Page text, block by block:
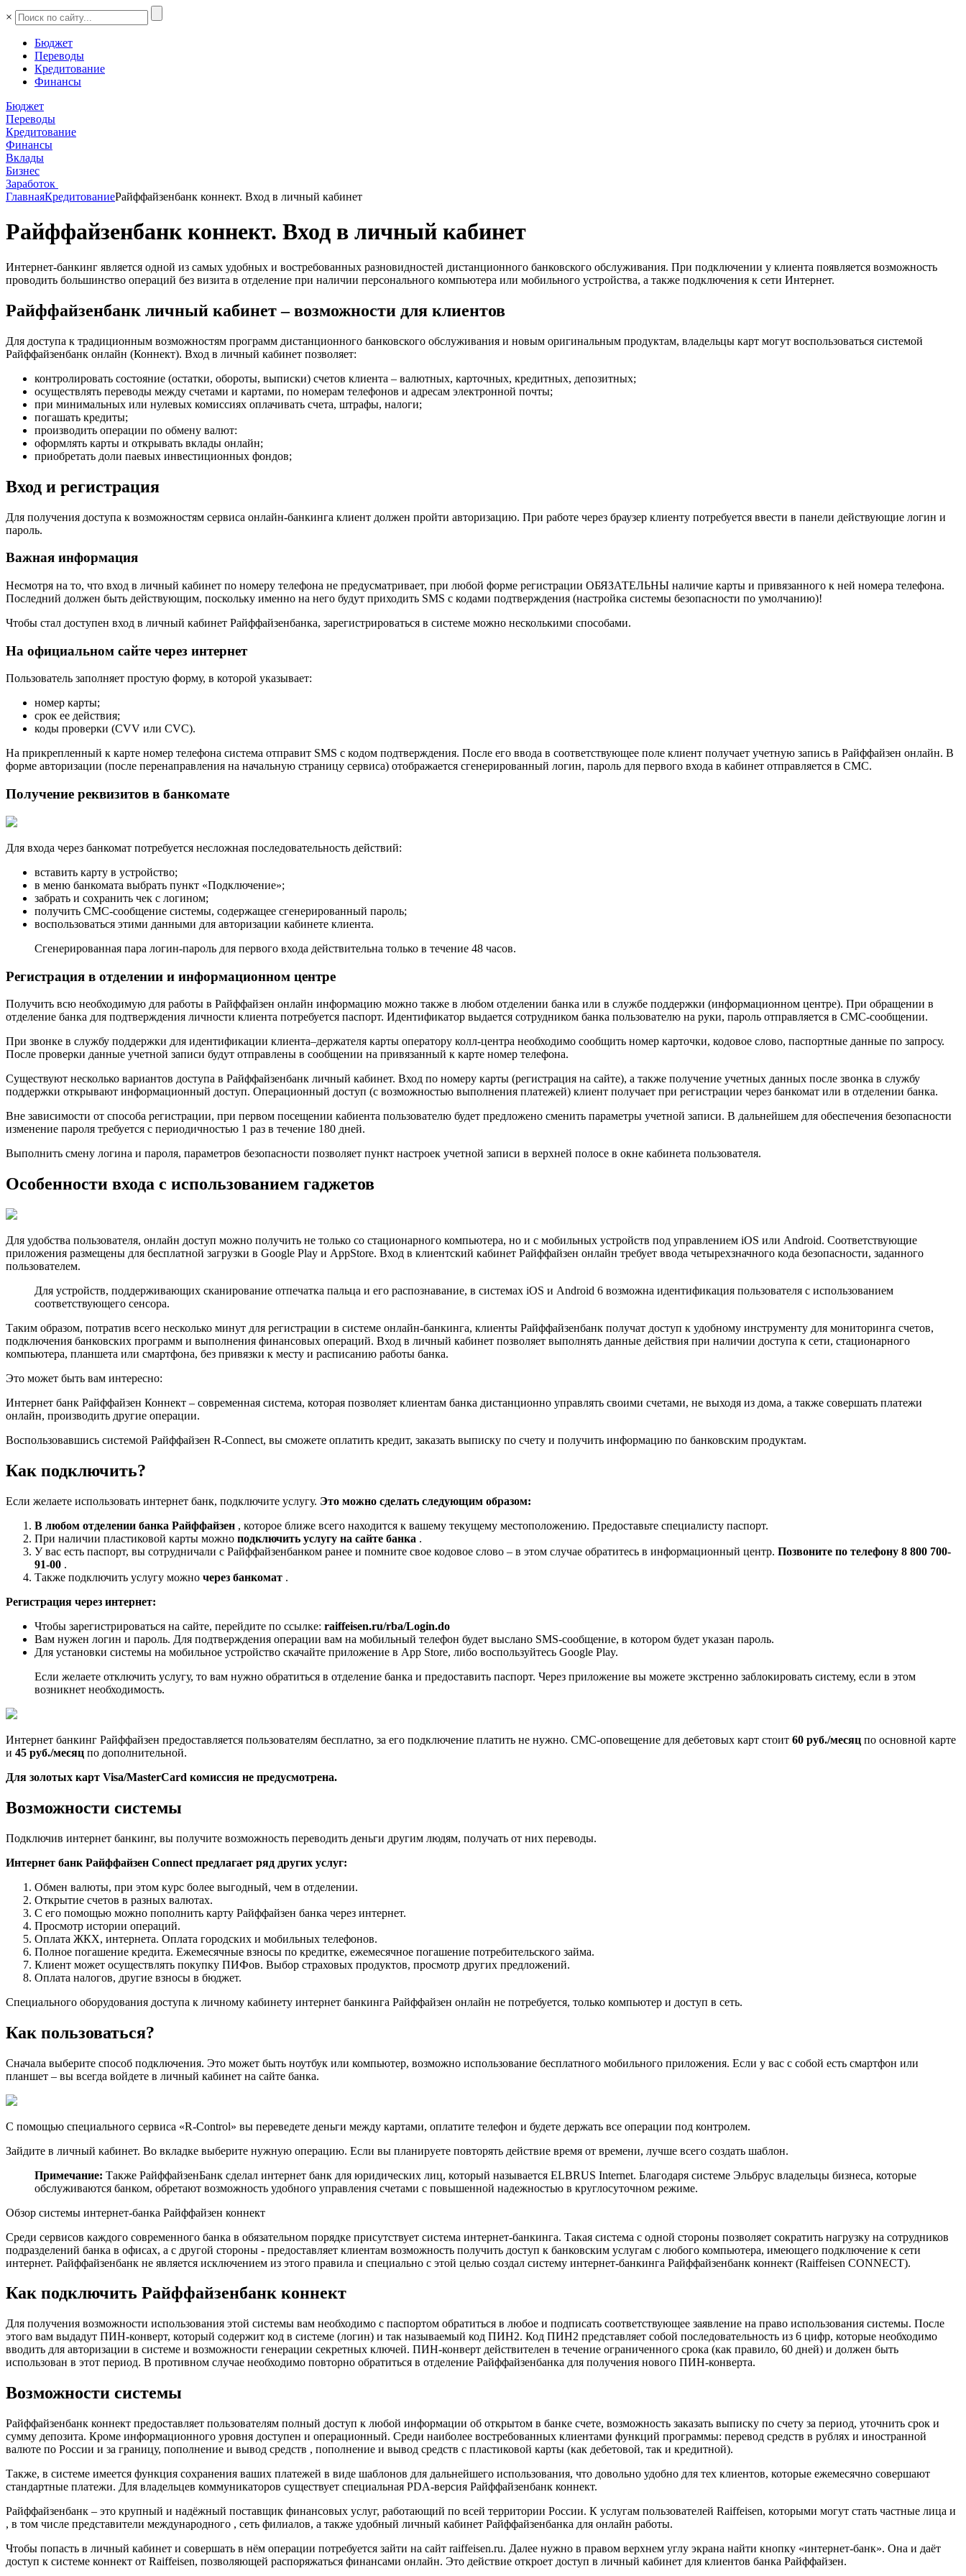
×
Бюджет
Переводы
Кредитование
Финансы
Бюджет
Переводы
Кредитование
Финансы
Вклады
Бизнес
Заработок
ГлавнаяКредитованиеРайффайзенбанк коннект. Вход в личный кабинет
Райффайзенбанк коннект. Вход в личный кабинет
Интернет-банкинг является одной из самых удобных и востребованных разновидностей дистанционного банковского обслуживания. При подключении у клиента появляется возможность
проводить большинство операций без визита в отделение при наличии персонального компьютера или мобильного устройства, а также подключения к сети Интернет.
Райффайзенбанк личный кабинет – возможности для клиентов
Для доступа к традиционным возможностям программ дистанционного банковского обслуживания и новым оригинальным продуктам, владельцы карт могут воспользоваться системой
Райффайзенбанк онлайн (Коннект). Вход в личный кабинет позволяет:
контролировать состояние (остатки, обороты, выписки) счетов клиента – валютных, карточных, кредитных, депозитных;
осуществлять переводы между счетами и картами, по номерам телефонов и адресам электронной почты;
при минимальных или нулевых комиссиях оплачивать счета, штрафы, налоги;
погашать кредиты;
производить операции по обмену валют:
оформлять карты и открывать вклады онлайн;
приобретать доли паевых инвестиционных фондов;
Вход и регистрация
Для получения доступа к возможностям сервиса онлайн-банкинга клиент должен пройти авторизацию. При работе через браузер клиенту потребуется ввести в панели действующие логин и
пароль.
Важная информация
Несмотря на то, что вход в личный кабинет по номеру телефона не предусматривает, при любой форме регистрации ОБЯЗАТЕЛЬНЫ наличие карты и привязанного к ней номера телефона.
Последний должен быть действующим, поскольку именно на него будут приходить SMS с кодами подтверждения (настройка системы безопасности по умолчанию)!
Чтобы стал доступен вход в личный кабинет Райффайзенбанка, зарегистрироваться в системе можно несколькими способами.
На официальном сайте через интернет
Пользователь заполняет простую форму, в которой указывает:
номер карты;
срок ее действия;
коды проверки (CVV или CVC).
На прикрепленный к карте номер телефона система отправит SMS с кодом подтверждения. После его ввода в соответствующее поле клиент получает учетную запись в Райффайзен онлайн. В
форме авторизации (после перенаправления на начальную страницу сервиса) отображается сгенерированный логин, пароль для первого входа в кабинет отправляется в СМС.
Получение реквизитов в банкомате
Для входа через банкомат потребуется несложная последовательность действий:
вставить карту в устройство;
в меню банкомата выбрать пункт «Подключение»;
забрать и сохранить чек с логином;
получить СМС-сообщение системы, содержащее сгенерированный пароль;
воспользоваться этими данными для авторизации кабинете клиента.
Сгенерированная пара логин-пароль для первого входа действительна только в течение 48 часов.
Регистрация в отделении и информационном центре
Получить всю необходимую для работы в Райффайзен онлайн информацию можно также в любом отделении банка или в службе поддержки (информационном центре). При обращении в
отделение банка для подтверждения личности клиента потребуется паспорт. Идентификатор выдается сотрудником банка пользователю на руки, пароль отправляется в СМС-сообщении.
При звонке в службу поддержки для идентификации клиента–держателя карты оператору колл-центра необходимо сообщить номер карточки, кодовое слово, паспортные данные по запросу.
После проверки данные учетной записи будут отправлены в сообщении на привязанный к карте номер телефона.
Существуют несколько вариантов доступа в Райффайзенбанк личный кабинет. Вход по номеру карты (регистрация на сайте), а также получение учетных данных после звонка в службу
поддержки открывают информационный доступ. Операционный доступ (с возможностью выполнения платежей) клиент получает при регистрации через банкомат или в отделении банка.
Вне зависимости от способа регистрации, при первом посещении кабиента пользователю будет предложено сменить параметры учетной записи. В дальнейшем для обеспечения безопасности
изменение пароля требуется с периодичностью 1 раз в течение 180 дней.
Выполнить смену логина и пароля, параметров безопасности позволяет пункт настроек учетной записи в верхней полосе в окне кабинета пользователя.
Особенности входа с использованием гаджетов
Для удобства пользователя, онлайн доступ можно получить не только со стационарного компьютера, но и с мобильных устройств под управлением iOS или Android. Соответствующие
приложения размещены для бесплатной загрузки в Google Play и AppStore. Вход в клиентский кабинет Райффайзен онлайн требует ввода четырехзначного кода безопасности, заданного
пользователем.
Для устройств, поддерживающих сканирование отпечатка пальца и его распознавание, в системах iOS и Android 6 возможна идентификация пользователя с использованием
соответствующего сенсора.
Таким образом, потратив всего несколько минут для регистрации в системе онлайн-банкинга, клиенты Райффайзенбанк получат доступ к удобному инструменту для мониторинга счетов,
подключения банковских программ и выполнения финансовых операций. Вход в личный кабинет позволяет выполнять данные действия при наличии доступа к сети, стационарного
компьютера, планшета или смартфона, без привязки к месту и расписанию работы банка.
Это может быть вам интересно:
Интернет банк Райффайзен Коннект – современная система, которая позволяет клиентам банка дистанционно управлять своими счетами, не выходя из дома, а также совершать платежи
онлайн, производить другие операции.
Воспользовавшись системой Райффайзен R-Connect, вы сможете оплатить кредит, заказать выписку по счету и получить информацию по банковским продуктам.
Как подключить?
Если желаете использовать интернет банк, подключите услугу. Это можно сделать следующим образом:
В любом отделении банка Райффайзен , которое ближе всего находится к вашему текущему местоположению. Предоставьте специалисту паспорт.
При наличии пластиковой карты можно подключить услугу на сайте банка .
У вас есть паспорт, вы сотрудничали с Райффайзенбанком ранее и помните свое кодовое слово – в этом случае обратитесь в информационный центр. Позвоните по телефону 8 800 700-
91-00 .
Также подключить услугу можно через банкомат .
Регистрация через интернет:
Чтобы зарегистрироваться на сайте, перейдите по ссылке: raiffeisen.ru/rba/Login.do
Вам нужен логин и пароль. Для подтверждения операции вам на мобильный телефон будет выслано SMS-сообщение, в котором будет указан пароль.
Для установки системы на мобильное устройство скачайте приложение в App Store, либо воспользуйтесь Google Play.
Если желаете отключить услугу, то вам нужно обратиться в отделение банка и предоставить паспорт. Через приложение вы можете экстренно заблокировать систему, если в этом
возникнет необходимость.
Интернет банкинг Райффайзен предоставляется пользователям бесплатно, за его подключение платить не нужно. СМС-оповещение для дебетовых карт стоит 60 руб./месяц по основной карте
и 45 руб./месяц по дополнительной.
Для золотых карт Visa/MasterCard комиссия не предусмотрена.
Возможности системы
Подключив интернет банкинг, вы получите возможность переводить деньги другим людям, получать от них переводы.
Интернет банк Райффайзен Connect предлагает ряд других услуг:
Обмен валюты, при этом курс более выгодный, чем в отделении.
Открытие счетов в разных валютах.
С его помощью можно пополнить карту Райффайзен банка через интернет.
Просмотр истории операций.
Оплата ЖКХ, интернета. Оплата городских и мобильных телефонов.
Полное погашение кредита. Ежемесячные взносы по кредитке, ежемесячное погашение потребительского займа.
Клиент может осуществлять покупку ПИФов. Выбор страховых продуктов, просмотр других предложений.
Оплата налогов, другие взносы в бюджет.
Специального оборудования доступа к личному кабинету интернет банкинга Райффайзен онлайн не потребуется, только компьютер и доступ в сеть.
Как пользоваться?
Сначала выберите способ подключения. Это может быть ноутбук или компьютер, возможно использование бесплатного мобильного приложения. Если у вас с собой есть смартфон или
планшет – вы всегда войдете в личный кабинет на сайте банка.
С помощью специального сервиса «R-Control» вы переведете деньги между картами, оплатите телефон и будете держать все операции под контролем.
Зайдите в личный кабинет. Во вкладке выберите нужную операцию. Если вы планируете повторять действие время от времени, лучше всего создать шаблон.
Примечание: Также РайффайзенБанк сделал интернет банк для юридических лиц, который называется ELBRUS Internet. Благодаря системе Эльбрус владельцы бизнеса, которые
обслуживаются банком, обретают возможность удобного управления счетами с повышенной надежностью в круглосуточном режиме.
Обзор системы интернет-банка Райффайзен коннект
Среди сервисов каждого современного банка в обязательном порядке присутствует система интернет-банкинга. Такая система с одной стороны позволяет сократить нагрузку на сотрудников
подразделений банка в офисах, а с другой стороны - предоставляет клиентам возможность получить доступ к банковским услугам с любого компьютера, имеющего подключение к сети
интернет. Райффайзенбанк не является исключением из этого правила и специально с этой целью создал систему интернет-банкинга Райффайзенбанк коннект (Raiffeisen CONNECT).
Как подключить Райффайзенбанк коннект
Для получения возможности использования этой системы вам необходимо с паспортом обратиться в любое и подписать соответствующее заявление на право использования системы. После
этого вам выдадут ПИН-конверт, который содержит код в системе (логин) и так называемый код ПИН2. Код ПИН2 представляет собой последовательность из 6 цифр, которые необходимо
вводить для авторизации в системе и возможности генерации секретных ключей. ПИН-конверт действителен в течение ограниченного срока (как правило, 60 дней) и должен быть
использован в этот период. В противном случае необходимо повторно обратиться в отделение Райффайзенбанка для получения нового ПИН-конверта.
Возможности системы
Райффайзенбанк коннект предоставляет пользователям полный доступ к любой информации об открытом в банке счете, возможность заказать выписку по счету за период, уточнить срок и
сумму депозита. Кроме информационного уровня доступен и операционный. Среди наиболее востребованных клиентами функций программы: перевод средств в рублях и иностранной
валюте по России и за границу, пополнение и вывод средств , пополнение и вывод средств с пластиковой карты (как дебетовой, так и кредитной).
Также, в системе имеется функция сохранения ваших платежей в виде шаблонов для дальнейшего использования, что довольно удобно для тех клиентов, которые ежемесячно совершают
стандартные платежи. Для владельцев коммуникаторов существует специальная PDA-версия Райффайзенбанк коннект.
Райффайзенбанк – это крупный и надёжный поставщик финансовых услуг, работающий по всей территории России. К услугам пользователей Raiffeisen, которыми могут стать частные лица и
, в том числе представители международного , сеть филиалов, а также удобный личный кабинет Райффайзенбанка для онлайн работы.
Чтобы попасть в личный кабинет и совершать в нём операции потребуется зайти на сайт raiffeisen.ru. Далее нужно в правом верхнем углу экрана найти кнопку «интернет-банк». Она и даёт
доступ к системе коннект от Raiffeisen, позволяющей распоряжаться финансами онлайн. Это действие откроет доступ в личный кабинет для клиентов банка Райффайзен.